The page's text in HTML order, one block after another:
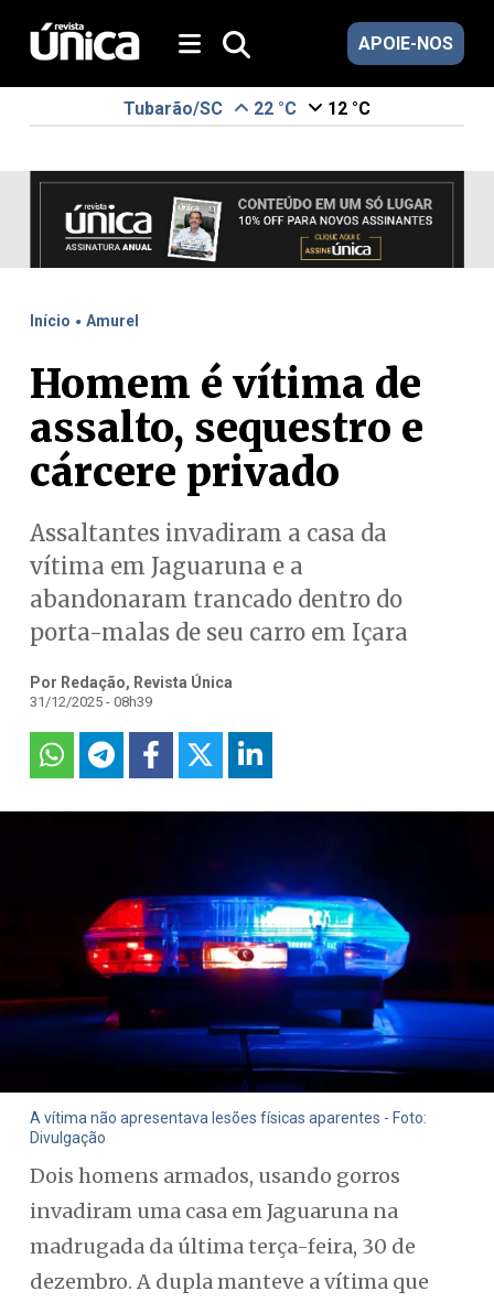
APOIE-NOS
Tubarão/SC 22 °C 12 °C
Início . Amurel
Homem é vítima de
assalto, sequestro e
cárcere privado
Assaltantes invadiram a casa da
vítima em Jaguaruna e a
abandonaram trancado dentro do
porta-malas de seu carro em Içara
Por Redação, Revista Única
31/12/2025 - 08h39
A vítima não apresentava lesões físicas aparentes - Foto:
Divulgação
Dois homens armados, usando gorros
invadiram uma casa em Jaguaruna na
madrugada da última terça-feira, 30 de
dezembro. A dupla manteve a vítima que